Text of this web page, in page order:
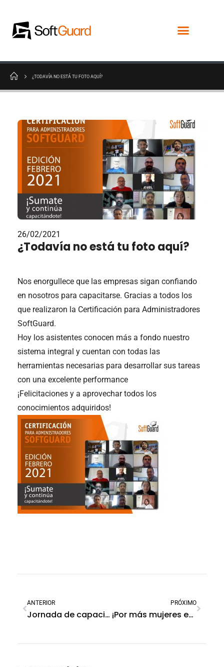
¿TODAVÍA NO ESTÁ TU FOTO AQUÍ?
26/02/2021
¿Todavía no está tu foto aquí?
Nos enorgullece que las empresas sigan confiando
en nosotros para capacitarse. Gracias a todos los
que realizaron la Certificación para Administradores
SoftGuard.
Hoy los asistentes conocen más a fondo nuestro
sistema integral y cuentan con todas las
herramientas necesarias para desarrollar sus tareas
con una excelente performance
¡Felicitaciones y a aprovechar todos los
conocimientos adquiridos!
ANTERIOR
Jornada de capacitación junto a Brink’s Seguridad Corporativa
PRÓXIMO
¡Por más mujeres en la industria de la seguridad!